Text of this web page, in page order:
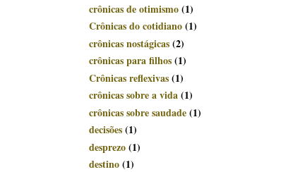
crônicas de otimismo(1)
Crônicas do cotidiano(1)
crônicas nostágicas(2)
crônicas para filhos(1)
Crônicas reflexivas(1)
crônicas sobre a vida(1)
crônicas sobre saudade(1)
decisões(1)
desprezo(1)
destino(1)